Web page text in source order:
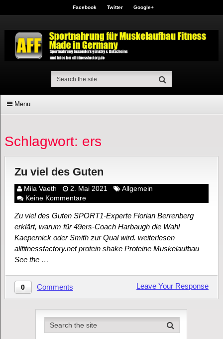
Facebook Twitter Google+
Menu
Schlagwort: ers
Zu viel des Guten
Mila Vaeth 2. Mai 2021
Allgemein
Keine Kommentare
Zu viel des Guten SPORT1-Experte Florian Berrenberg
erklärt, warum für 49ers-Coach Harbaugh die Wahl
Kaepernick oder Smith zur Qual wird. weiterlesen
allfitnessfactory.net protein shake Proteine Muskelaufbau
See the …
0 Comments Leave Your Response